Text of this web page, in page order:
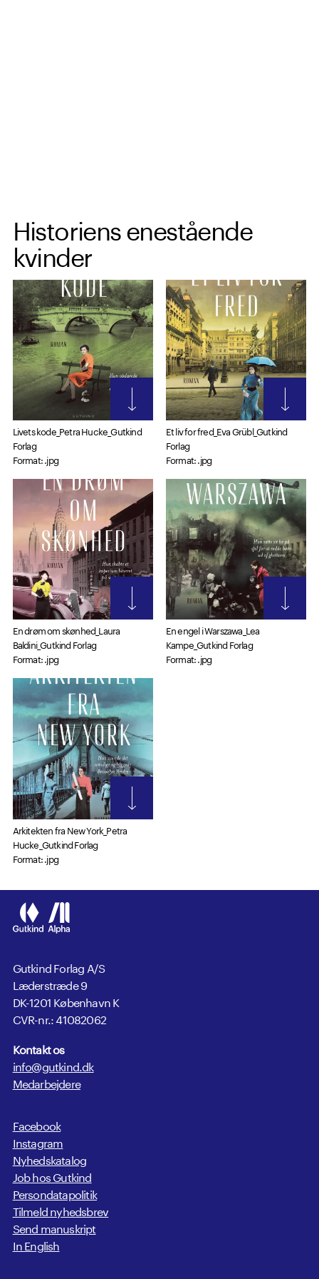
Historiens enestående
kvinder
Livets kode_Petra Hucke_Gutkind
Forlag
Format: .jpg
Et liv for fred_Eva Grübl_Gutkind
Forlag
Format: .jpg
En drøm om skønhed_Laura
Baldini_Gutkind Forlag
Format: .jpg
En engel i Warszawa_Lea
Kampe_Gutkind Forlag
Format: .jpg
Arkitekten fra New York_Petra
Hucke_Gutkind Forlag
Format: .jpg
Gutkind Forlag A/S
Læderstræde 9
DK-1201 København K
CVR-nr.: 41082062
Kontakt os
info@gutkind.dk
Medarbejdere
Facebook
Instagram
Nyhedskatalog
Job hos Gutkind
Persondatapolitik
Tilmeld nyhedsbrev
Send manuskript
In English